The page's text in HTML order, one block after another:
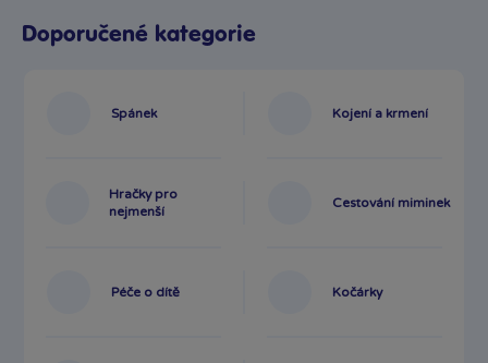
Doporučené kategorie
Spánek Kojení a krmení
Hračky pro
nejmenší
Cestování miminek
Péče o dítě Kočárky